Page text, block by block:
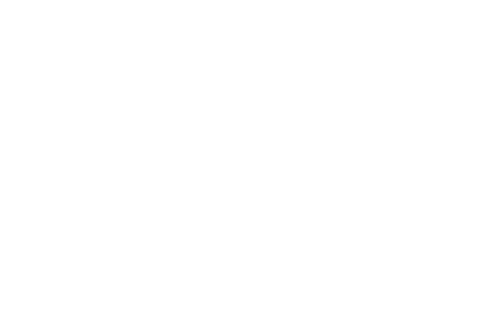
по
скидку
Кавказу с
бюро
и
России.